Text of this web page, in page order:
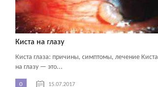
Киста на глазу
Киста глаза: причины, симптомы, лечение Киста
на глазу — это...
0 15.07.2017